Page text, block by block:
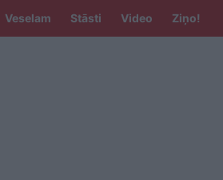
Veselam Stāsti Video Ziņo!